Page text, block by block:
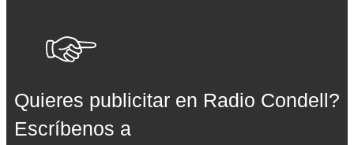
Quieres publicitar en Radio Condell?
Escríbenos a